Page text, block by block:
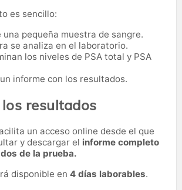
es sencillo:
una pequeña muestra de sangre.
se analiza en el laboratorio.
los niveles de PSA total y PSA
informe con los resultados.
resultados
un acceso online desde el que
y descargar el informe completo
de la prueba.
disponible en 4 días laborables.